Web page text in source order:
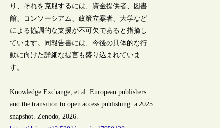
り、それを克服するには、資金提供者、図書
館、コンソーシアム、政策立案者、大学など
による協調的な支援が不可欠であると指摘し
ています。同報告書には、今後の具体的な行
動に向けた詳細な提言も盛り込まれていま
す。
Knowledge Exchange, et al. European publishers
and the transition to open access publishing: a 2025
snapshot. Zenodo, 2026.